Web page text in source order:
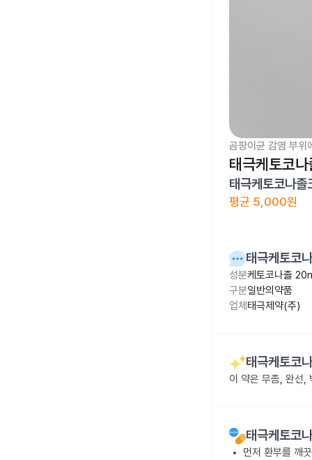
곰팡이균 감염 부위
태극케토코
태극케토코나
평균 5,000원
태극케토코
성분케토코나졸
구분일반의약품
업체 태극제약(주)
태극케토코
이 약은 무좀, 완선,
태극케토코
먼저 환부를 깨